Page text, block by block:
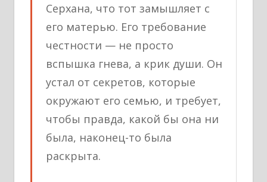
Серхана, что тот замышляет с
его матерью. Его требование
честности — не просто
вспышка гнева, а крик души. Он
устал от секретов, которые
окружают его семью, и требует,
чтобы правда, какой бы она ни
была, наконец-то была
раскрыта.